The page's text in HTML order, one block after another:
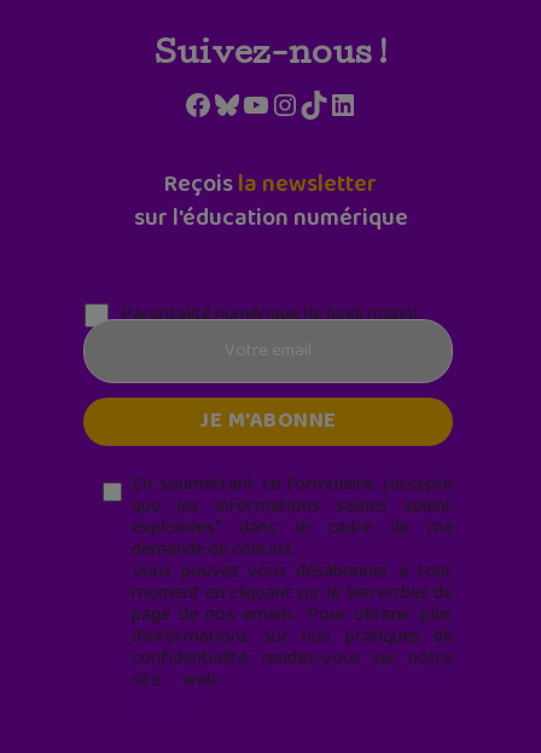
Suivez-nous !
Facebook
Bluesky
YouTube
Instagram
TikTokLinkedIn
Reçoisla newsletter
sur l'éducation numérique
Parentalité numérique (le lundi matin)
En soumettant ce formulaire, j’accepte
que les informations saisies soient
exploitées* dans le cadre de ma
demande de contact.
Vous pouvez vous désabonner à tout
moment en cliquant sur le lien en bas de
page de nos emails. Pour obtenir plus
d'informations sur nos pratiques de
confidentialité, rendez-vous sur notre
site web